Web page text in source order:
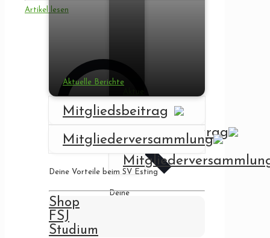
Aktuelle
Berichte
Mitgliedsbeitrag
Deine
Aktuelle Berichte
Mitgliedsbeitrag
Mitgliederversammlung
Deine Vorteile beim SV Esting
Shop
FSJ
Studium
Artikel lesen